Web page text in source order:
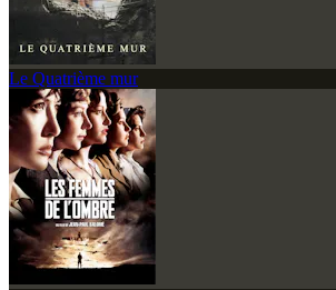
Le Quatrième mur